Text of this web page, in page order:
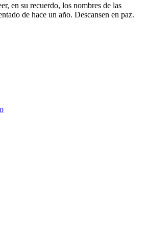
en su recuerdo, los nombres de las
de hace un año. Descansen en paz.